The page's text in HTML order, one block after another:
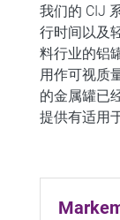
我们的 CIJ
行时间以及
料行业的铝
用作可视质
的金属罐已
提供有适用